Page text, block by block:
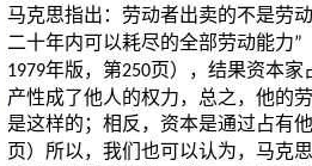
马克思指出：劳动者出卖的不是劳
二十年内可以耗尽的全部劳动能力”
1979年版，第250页），结果资本家
产性成了他人的权力，总之，他的
是这样的；相反，资本是通过占有
页）所以，我们也可以认为，马克